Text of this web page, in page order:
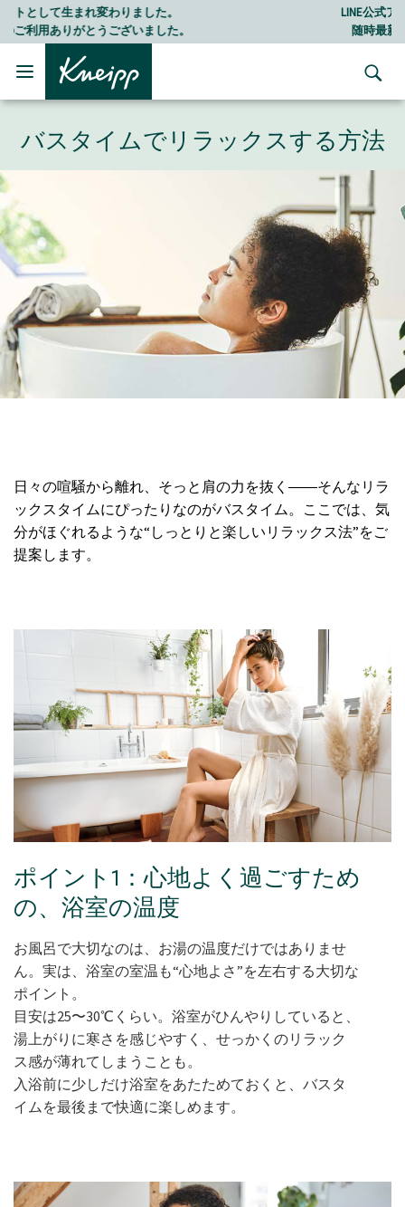
Skip to main content
Skip to footer contentLINE公式アカウントはこちら＞＞
随時最新情報をお届けします
バスタイムでリラックスする方法
日々の喧騒から離れ、そっと肩の力を抜く――そんなリラ
ックスタイムにぴったりなのがバスタイム。ここでは、気
分がほぐれるような“しっとりと楽しいリラックス法”をご
提案します。
ポイント1：心地よく過ごすため
の、浴室の温度
お風呂で大切なのは、お湯の温度だけではありませ
ん。実は、浴室の室温も“心地よさ”を左右する大切な
ポイント。
目安は25〜30℃くらい。浴室がひんやりしていると、
湯上がりに寒さを感じやすく、せっかくのリラック
ス感が薄れてしまうことも。
入浴前に少しだけ浴室をあたためておくと、バスタ
イムを最後まで快適に楽しめます。